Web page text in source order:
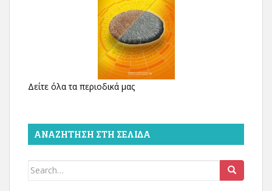
Δείτε όλα τα περιοδικά μας
ΑΝΑΖΉΤΗΣΗ ΣΤΗ ΣΕΛΊΔΑ
Search